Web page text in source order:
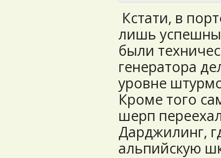
Кстати, в
лишь
были
генератора
уровне
Кроме того
шерп
Дарджилинг,
альпийскую